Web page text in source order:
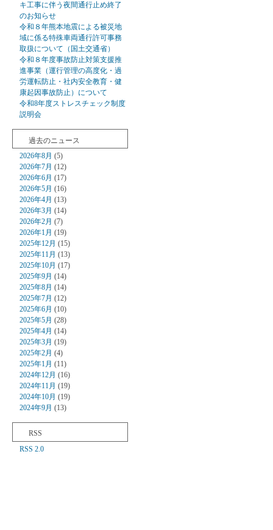
キ工事に伴う夜間通行止め終了
のお知らせ
令和８年熊本地震による被災地
域に係る特殊車両通行許可事務
取扱について（国土交通省）
令和８年度事故防止対策支援推
進事業（運行管理の高度化・過
労運転防止・社内安全教育・健
康起因事故防止）について
令和8年度ストレスチェック制度
説明会
過去のニュース
2026年8月 (5)
2026年7月 (12)
2026年6月 (17)
2026年5月 (16)
2026年4月 (13)
2026年3月 (14)
2026年2月 (7)
2026年1月 (19)
2025年12月 (15)
2025年11月 (13)
2025年10月 (17)
2025年9月 (14)
2025年8月 (14)
2025年7月 (12)
2025年6月 (10)
2025年5月 (28)
2025年4月 (14)
2025年3月 (19)
2025年2月 (4)
2025年1月 (11)
2024年12月 (16)
2024年11月 (19)
2024年10月 (19)
2024年9月 (13)
RSS
RSS 2.0